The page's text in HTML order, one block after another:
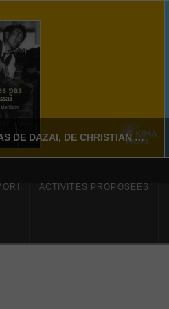
SUR LES PAS DE DAZAI, DE CHRISTIAN MERLHIOT
ACTIVITÉS PROPOSÉES